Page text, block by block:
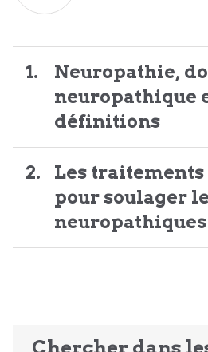
Neuropathie,
neuropathique
définitions
Les traitements
pour soulager
neuropathiques